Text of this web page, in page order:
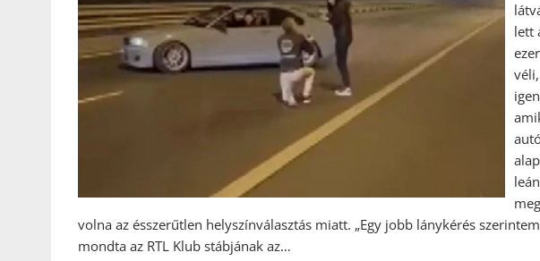
lett
volna az ésszerűtlen helyszínválasztás miatt. „Egy jobb lánykérés
mondta az RTL Klub stábjának az…